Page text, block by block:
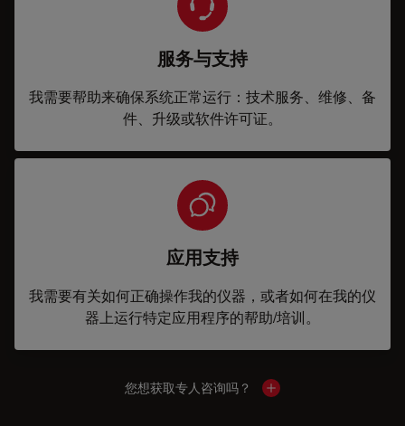
服务与支持
我需要帮助来确保系统正常运行：技术服务、维修、备
件、升级或软件许可证。
应用支持
我需要有关如何正确操作我的仪器，或者如何在我的仪
器上运行特定应用程序的帮助/培训。
您想获取专人咨询吗？ Show local contacts